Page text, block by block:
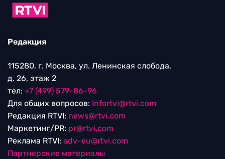
Редакция
115280, г. Москва, ул. Ленинская слобода,
д. 26, этаж 2
тел: +7 (499) 579-86-96
Для общих вопросов: Infortvi@rtvi.com
Редакция RTVI: news@rtvi.com
Маркетинг/PR: pr@rtvi.com
Реклама RTVI: adv-eu@rtvi.com
Партнерские материалы